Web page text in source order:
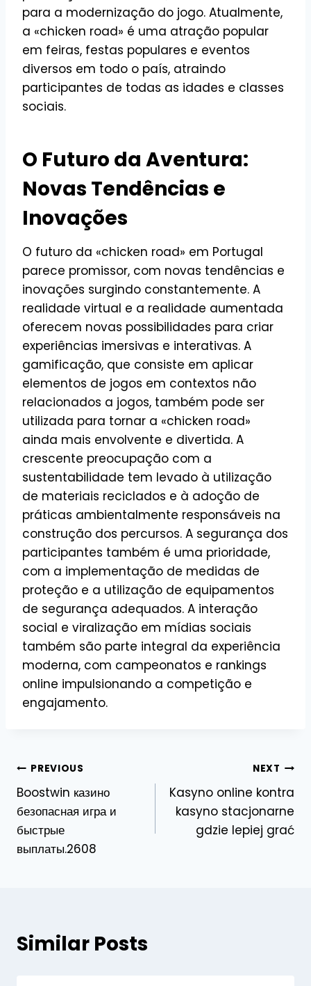
para a modernização do jogo. Atualmente,
a «chicken road» é uma atração popular
em feiras, festas populares e eventos
diversos em todo o país, atraindo
participantes de todas as idades e classes
sociais.
O Futuro da Aventura:
Novas Tendências e
Inovações
O futuro da «chicken road» em Portugal
parece promissor, com novas tendências e
inovações surgindo constantemente. A
realidade virtual e a realidade aumentada
oferecem novas possibilidades para criar
experiências imersivas e interativas. A
gamificação, que consiste em aplicar
elementos de jogos em contextos não
relacionados a jogos, também pode ser
utilizada para tornar a «chicken road»
ainda mais envolvente e divertida. A
crescente preocupação com a
sustentabilidade tem levado à utilização
de materiais reciclados e à adoção de
práticas ambientalmente responsáveis na
construção dos percursos. A segurança dos
participantes também é uma prioridade,
com a implementação de medidas de
proteção e a utilização de equipamentos
de segurança adequados. A interação
social e viralização em mídias sociais
também são parte integral da experiência
moderna, com campeonatos e rankings
online impulsionando a competição e
engajamento.
Post
navigation
PREVIOUS
Boostwin казино
безопасная игра и
быстрые
выплаты.2608
NEXT
Kasyno online kontra
kasyno stacjonarne
gdzie lepiej grać
Similar Posts